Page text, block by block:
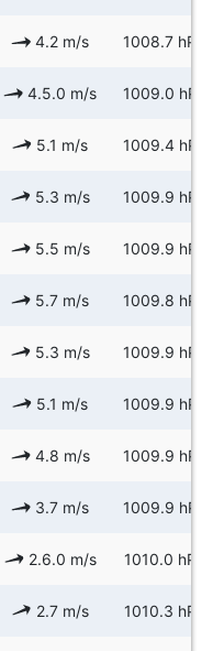
4.2 m/s 1008.7 hPa
4.5.0 m/s 1009.0 hPa
5.1 m/s 1009.4 hPa
5.3 m/s 1009.9 hPa
5.5 m/s 1009.9 hPa
5.7 m/s 1009.8 hPa
5.3 m/s 1009.9 hPa
5.1 m/s 1009.9 hPa
4.8 m/s 1009.9 hPa
3.7 m/s 1009.9 hPa
2.6.0 m/s 1010.0 hPa
2.7 m/s 1010.3 hPa